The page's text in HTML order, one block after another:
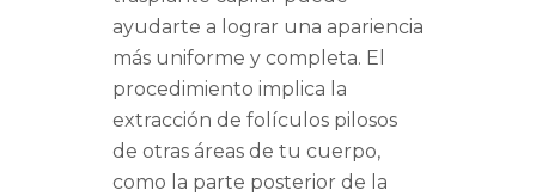
ayudarte a lograr una apariencia
más uniforme y completa. El
procedimiento implica la
extracción de folículos pilosos
de otras áreas de tu cuerpo,
como la parte posterior de la